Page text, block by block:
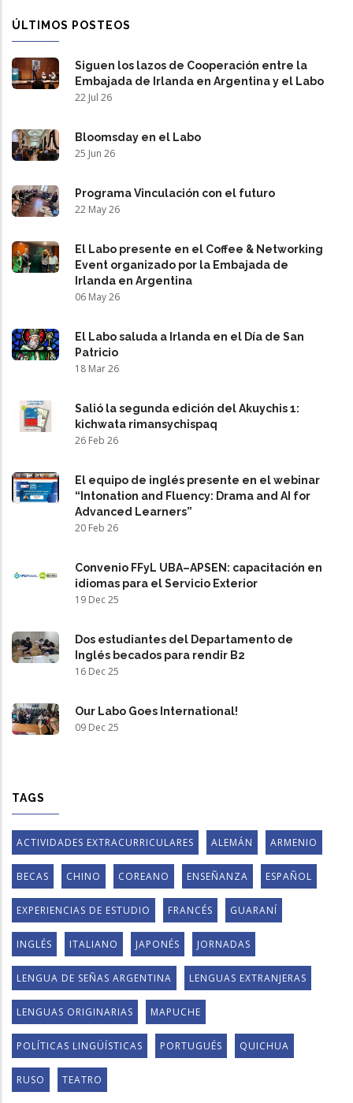
ÚLTIMOS POSTEOS
Siguen los lazos de Cooperación entre la
Embajada de Irlanda en Argentina y el Labo
22 Jul 26
Bloomsday en el Labo
25 Jun 26
Programa Vinculación con el futuro
22 May 26
El Labo presente en el Coffee & Networking
Event organizado por la Embajada de
Irlanda en Argentina
06 May 26
El Labo saluda a Irlanda en el Día de San
Patricio
18 Mar 26
Salió la segunda edición del Akuychis 1:
kichwata rimansychispaq
26 Feb 26
El equipo de inglés presente en el webinar
“Intonation and Fluency: Drama and AI for
Advanced Learners”
20 Feb 26
Convenio FFyL UBA–APSEN: capacitación en
idiomas para el Servicio Exterior
19 Dec 25
Dos estudiantes del Departamento de
Inglés becados para rendir B2
16 Dec 25
Our Labo Goes International!
09 Dec 25
TAGS
ACTIVIDADES EXTRACURRICULARES ALEMÁN ARMENIO
BECAS CHINO COREANO ENSEÑANZA ESPAÑOL
EXPERIENCIAS DE ESTUDIO FRANCÉS GUARANÍ
INGLÉS ITALIANO JAPONÉS JORNADAS
LENGUA DE SEÑAS ARGENTINA LENGUAS EXTRANJERAS
LENGUAS ORIGINARIAS MAPUCHE
POLÍTICAS LINGÜÍSTICAS PORTUGUÉS QUICHUA
RUSO TEATRO